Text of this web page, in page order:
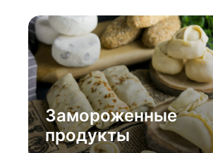
Замороженные
продукты